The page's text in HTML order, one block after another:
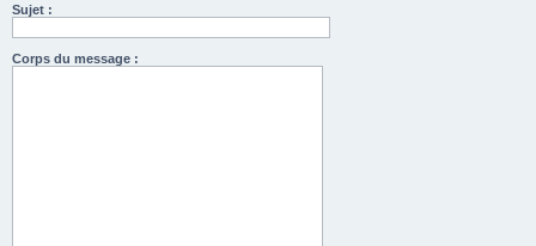
Sujet :
Corps du message :